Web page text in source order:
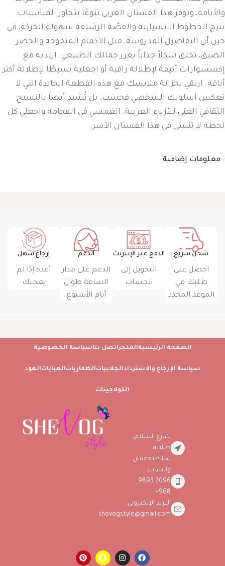
والأناقة، ويوفر هذا الفستان العربي تنوعًا يتجاوز المناسبات.
تتيح الخطوط الانسيابية والقصّة الرشيقة سهولة الحركة، في
حين أن التفاصيل المدروسة، مثل الأكمام المنفوخة والخصر
الضيق، تخلق شكلاً جذاباً يعزز جمالك الطبيعي. ارتديه مع
إكسسوارات أنيقة لإطلالة راقية أو اجعليه بسيطًا لإطلالة أكثر
أناقة. ارتقي بخزانة ملابسكِ مع هذه القطعة الخالدة التي لا
تعكس أسلوبكِ الشخصي فحسب، بل تُشيد أيضاً بالنسيج
الثقافي الغني للأزياء العربية. انغمسي في الفخامة واجعلي كل
لحظة لا تنسى في هذا الفستان الآسر.
معلومات إضافية
شحن سريع
احصل على
طلبك في
الموعد المحدد
الدفع عبر الإنترنت
التحويل إلى
الحساب
الدعم
الدعم على مدار
الساعة طوال
أيام الأسبوع
إرجاع سهل
أعده إذا لم
يعجبك
الصفحة الرئيسيةالمتجراتصل بناسياسة الخصوصية
سياسة الإرجاع والاستردادالجلابياتالظفارياتالعباياتالعود
الكولاجينات
شارع السلام،
صلالة،
سلطنة عمان
واتساب:
2096 9893
968+
البريد الإلكتروني:
shevogstyle@gmail.com